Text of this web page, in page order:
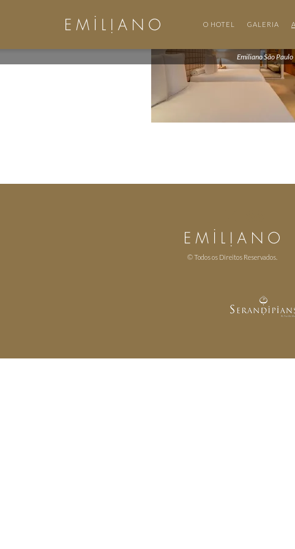
O HOTEL GALERIA
Emiliano São Paulo
© Todos os Direitos Reservados.